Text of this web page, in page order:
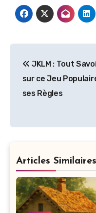
de
l’article
JKLM : Tout
sur ce Jeu
ses Règles
Articles Similaires